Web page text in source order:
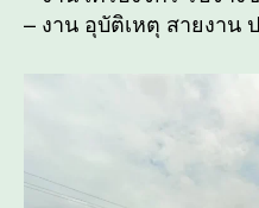
– งาน อุบัติเหตุ สายงาน